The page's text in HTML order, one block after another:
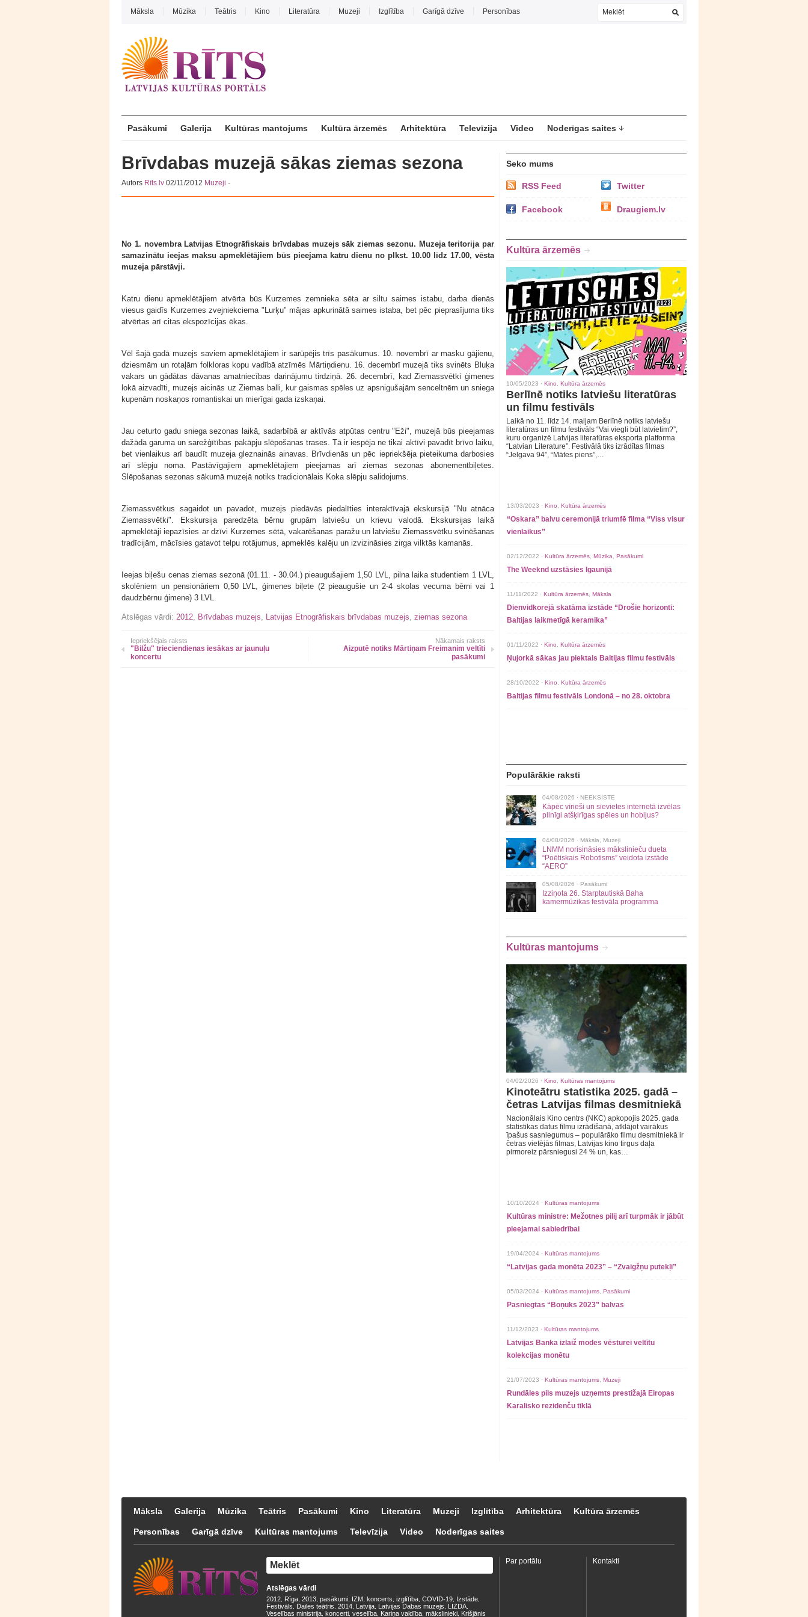
Māksla Mūzika Teātris Kino Literatūra Muzeji Izglītība Garīgā dzīve Personības
Pasākumi Galerija Kultūras mantojums Kultūra ārzemēs Arhitektūra Televīzija Video Noderīgas saites
Brīvdabas muzejā sākas ziemas sezona
Autors Rīts.lv 02/11/2012 Muzeji ·
No 1. novembra Latvijas Etnogrāfiskais brīvdabas muzejs sāk ziemas sezonu. Muzeja teritorija par
samazinātu ieejas maksu apmeklētājiem būs pieejama katru dienu no plkst. 10.00 līdz 17.00, vēsta
muzeja pārstāvji.
Katru dienu apmeklētājiem atvērta būs Kurzemes zemnieka sēta ar siltu saimes istabu, darba dienās
viesus gaidīs Kurzemes zvejniekciema "Lurķu" mājas apkurinātā saimes istaba, bet pēc pieprasījuma tiks
atvērtas arī citas ekspozīcijas ēkas.
Vēl šajā gadā muzejs saviem apmeklētājiem ir sarūpējis trīs pasākumus. 10. novembrī ar masku gājienu,
dziesmām un rotaļām folkloras kopu vadībā atzīmēs Mārtiņdienu. 16. decembrī muzejā tiks svinēts Bluķa
vakars un gādātas dāvanas amatniecības darinājumu tirdziņā. 26. decembrī, kad Ziemassvētki ģimenes
lokā aizvadīti, muzejs aicinās uz Ziemas balli, kur gaismas spēles uz apsnigušajām senceltnēm un sniega
kupenām noskaņos romantiskai un mierīgai gada izskaņai.
Jau ceturto gadu sniega sezonas laikā, sadarbībā ar aktīvās atpūtas centru "Eži", muzejā būs pieejamas
dažāda garuma un sarežģītības pakāpju slēpošanas trases. Tā ir iespēja ne tikai aktīvi pavadīt brīvo laiku,
bet vienlaikus arī baudīt muzeja gleznainās ainavas. Brīvdienās un pēc iepriekšēja pieteikuma darbosies
arī slēpju noma. Pastāvīgajiem apmeklētajiem pieejamas arī ziemas sezonas abonementbiļetes.
Slēpošanas sezonas sākumā muzejā notiks tradicionālais Koka slēpju salidojums.
Ziemassvētkus sagaidot un pavadot, muzejs piedāvās piedalīties interaktīvajā ekskursijā "Nu atnāca
Ziemassvētki". Ekskursija paredzēta bērnu grupām latviešu un krievu valodā. Ekskursijas laikā
apmeklētāji iepazīsies ar dzīvi Kurzemes sētā, vakarēšanas paražu un latviešu Ziemassvētku svinēšanas
tradīcijām, mācīsies gatavot telpu rotājumus, apmeklēs kalēju un izvizināsies zirga vilktās kamanās.
Ieejas biļešu cenas ziemas sezonā (01.11. - 30.04.) pieaugušajiem 1,50 LVL, pilna laika studentiem 1 LVL,
skolēniem un pensionāriem 0,50 LVL, ģimenes biļete (2 pieaugušie un 2-4 skolas vecuma bērni vai 1
daudzbērnu ģimene) 3 LVL.
Atslēgas vārdi: 2012, Brīvdabas muzejs, Latvijas Etnogrāfiskais brīvdabas muzejs, ziemas sezona
Iepriekšējais raksts
"Bilžu" trieciendienas iesākas ar jaunuļu
koncertu
Nākamais raksts
Aizputē notiks Mārtiņam Freimanim veltīti
pasākumi
Seko mums
RSS Feed Twitter
Facebook Draugiem.lv
Kultūra ārzemēs
10/05/2023 · Kino Kultūra ārzemēs
Berlīnē notiks latviešu literatūras
un filmu festivāls
Laikā no 11. līdz 14. maijam Berlīnē notiks latviešu
literatūras un filmu festivāls “Vai viegli būt latvietim?”,
kuru organizē Latvijas literatūras eksporta platforma
“Latvian Literature”. Festivālā tiks izrādītas filmas
“Jelgava 94”, “Mātes piens”,…
13/03/2023 · Kino Kultūra ārzemēs
“Oskara” balvu ceremonijā triumfē filma “Viss visur
vienlaikus”
02/12/2022 · Kultūra ārzemēs Mūzika Pasākumi
The Weeknd uzstāsies Igaunijā
11/11/2022 · Kultūra ārzemēs Māksla
Dienvidkorejā skatāma izstāde “Drošie horizonti:
Baltijas laikmetīgā keramika”
01/11/2022 · Kino Kultūra ārzemēs
Ņujorkā sākas jau piektais Baltijas filmu festivāls
28/10/2022 · Kino Kultūra ārzemēs
Baltijas filmu festivāls Londonā – no 28. oktobra
Populārākie raksti
04/08/2026 · NEEKSISTE
Kāpēc vīrieši un sievietes internetā izvēlas
pilnīgi atšķirīgas spēles un hobijus?
04/08/2026 · Māksla Muzeji
LNMM norisināsies mākslinieču dueta
“Poētiskais Robotisms” veidota izstāde
“AERO”
05/08/2026 · Pasākumi
Izziņota 26. Starptautiskā Baha
kamermūzikas festivāla programma
Kultūras mantojums
04/02/2026 · Kino Kultūras mantojums
Kinoteātru statistika 2025. gadā –
četras Latvijas filmas desmitniekā
Nacionālais Kino centrs (NKC) apkopojis 2025. gada
statistikas datus filmu izrādīšanā, atklājot vairākus
īpašus sasniegumus – populārāko filmu desmitniekā ir
četras vietējās filmas, Latvijas kino tirgus daļa
pirmoreiz pārsniegusi 24 % un, kas…
10/10/2024 · Kultūras mantojums
Kultūras ministre: Mežotnes pilij arī turpmāk ir jābūt
pieejamai sabiedrībai
19/04/2024 · Kultūras mantojums
“Latvijas gada monēta 2023” – “Zvaigžņu putekļi”
05/03/2024 · Kultūras mantojums Pasākumi
Pasniegtas “Boņuks 2023” balvas
11/12/2023 · Kultūras mantojums
Latvijas Banka izlaiž modes vēsturei veltītu
kolekcijas monētu
21/07/2023 · Kultūras mantojums Muzeji
Rundāles pils muzejs uzņemts prestižajā Eiropas
Karalisko rezidenču tīklā
Māksla Galerija Mūzika Teātris Pasākumi Kino Literatūra Muzeji Izglītība Arhitektūra Kultūra ārzemēs
Personības Garīgā dzīve Kultūras mantojums Televīzija Video Noderīgas saites
Atslēgas vārdi
2012 Rīga 2013 pasākumi IZM koncerts izglītība COVID-19 Izstāde
Festivāls Dailes teātris 2014 Latvija Latvijas Dabas muzejs LIZDA
Veselības ministrija koncerti veselība Kariņa valdība mākslinieki Krišjānis
Par portālu Kontakti